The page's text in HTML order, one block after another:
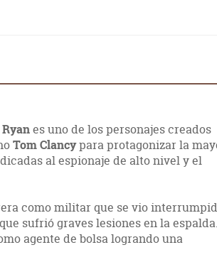
es uno de los personajes creados
Tom Clancypara protagonizar la
al espionaje de alto nivel y el
como militar que se vio
sufrió graves lesiones en la espalda.
agente de bolsa logrando una